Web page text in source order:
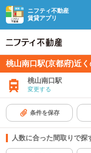
ニフティ不動産
賃貸アプリ
桃山南口駅(京都府)近
桃山南口駅
変更する
条件を保存
人数に合った間取りで探